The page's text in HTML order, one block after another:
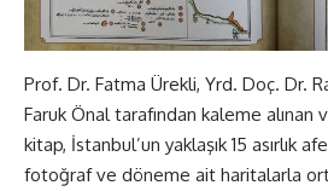
Prof. Dr. Fatma Ürekli, Yrd. Doç. Dr.
Faruk Önal tarafından kaleme alınan
kitap, İstanbul’un yaklaşık 15 asırlık
fotoğraf ve döneme ait haritalarla